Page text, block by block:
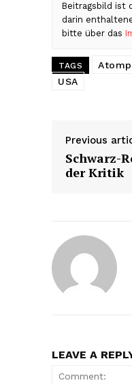
Beitragsbild ist
darin
bitte über das
TAGS
USA
Previous
Schwarz-
der Kritik
LEAVE A